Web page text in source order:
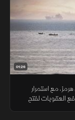
01:26
مع استمرار
العقوبات لفتح